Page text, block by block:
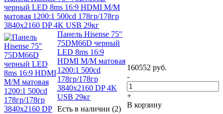
черный LED 8ms 16:9 HDMI M/M
матовая 1200:1 500cd 178гр/178гр
3840x2160 DP 4K USB 29кг
Панель Hisense 75"
75DM66D черный
LED 8ms 16:9
HDMI M/M матовая
1200:1 500cd
178гр/178гр
3840x2160 DP 4K
USB 29кг
Есть в наличии (2)
160552 руб.
-
+
В корзину